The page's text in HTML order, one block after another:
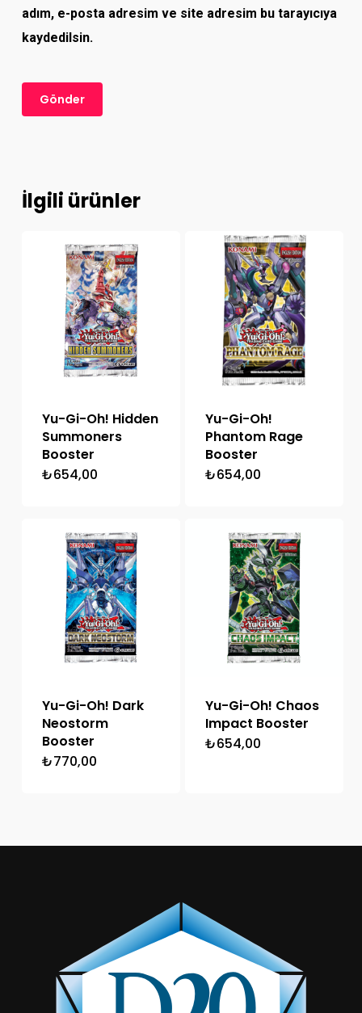
adım, e-posta adresim ve site adresim bu tarayıcıya
kaydedilsin.
İlgili ürünler
Yu-Gi-Oh! Hidden
Summoners
Booster
₺654,00
Yu-Gi-Oh!
Phantom Rage
Booster
₺654,00
Yu-Gi-Oh! Dark
Neostorm
Booster
₺770,00
Yu-Gi-Oh! Chaos
Impact Booster
₺654,00